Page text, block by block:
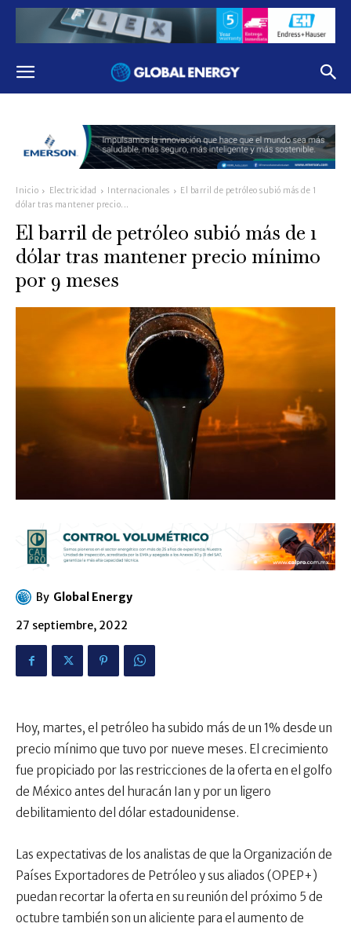
Inicio Electricidad Internacionales
El barril de petróleo subió más de 1
dólar tras mantener precio...
El barril de petróleo subió más de 1
dólar tras mantener precio mínimo
por 9 meses
By Global Energy
27 septiembre, 2022
Hoy, martes, el petróleo ha subido más de un 1% desde un
precio mínimo que tuvo por nueve meses. El crecimiento
fue propiciado por las restricciones de la oferta en el golfo
de México antes del huracán Ian y por un ligero
debilitamiento del dólar estadounidense.
Las expectativas de los analistas de que la Organización de
Países Exportadores de Petróleo y sus aliados (OPEP+)
puedan recortar la oferta en su reunión del próximo 5 de
octubre también son un aliciente para el aumento de